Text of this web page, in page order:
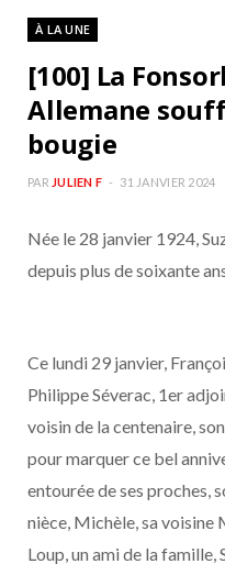
À LA UNE
[100] La
Allemane
bougie
PAR JULIEN F 31 JANVIER 2024
Née le 28 janvier 1924,
depuis plus de soixante
Ce lundi 29 janvier,
Philippe Séverac, 1er
voisin de la centenaire,
pour marquer ce bel
entourée de ses proches,
nièce, Michèle, sa voisine
Loup, un ami de la famille,